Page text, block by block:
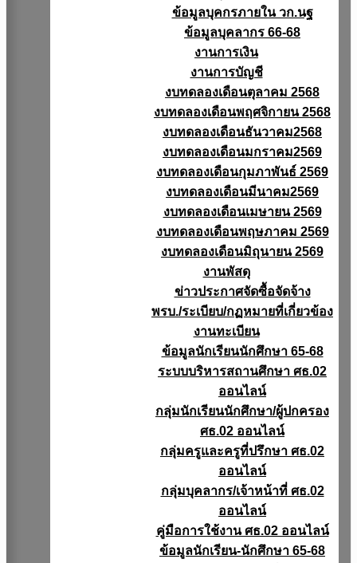
ข้อมูลบุคกรภายใน วก.นฐ
ข้อมูลบุคลากร 66-68
งานการเงิน
งานการบัญชี
งบทดลองเดือนตุลาคม 2568
งบทดลองเดือนพฤศจิกายน 2568
งบทดลองเดือนธันวาคม2568
งบทดลองเดือนมกราคม2569
งบทดลองเดือนกุมภาพันธ์ 2569
งบทดลองเดือนมีนาคม2569
งบทดลองเดือนเมษายน 2569
งบทดลองเดือนพฤษภาคม 2569
งบทดลองเดือนมิถุนายน 2569
งานพัสดุ
ข่าวประกาศจัดซื้อจัดจ้าง
พรบ./ระเบียบ/กฏหมายที่เกี่ยวข้อง
งานทะเบียน
ข้อมูลนักเรียนนักศึกษา 65-68
ระบบบริหารสถานศึกษา ศธ.02
ออนไลน์
กลุ่มนักเรียนนักศึกษา/ผู้ปกครอง
ศธ.02 ออนไลน์
กลุ่มครูและครูที่ปรึกษา ศธ.02
ออนไลน์
กลุ่มบุคลากร/เจ้าหน้าที่ ศธ.02
ออนไลน์
คู่มือการใช้งาน ศธ.02 ออนไลน์
ข้อมูลนักเรียน-นักศึกษา 65-68